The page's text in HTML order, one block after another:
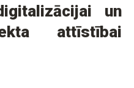
un
attīstībai